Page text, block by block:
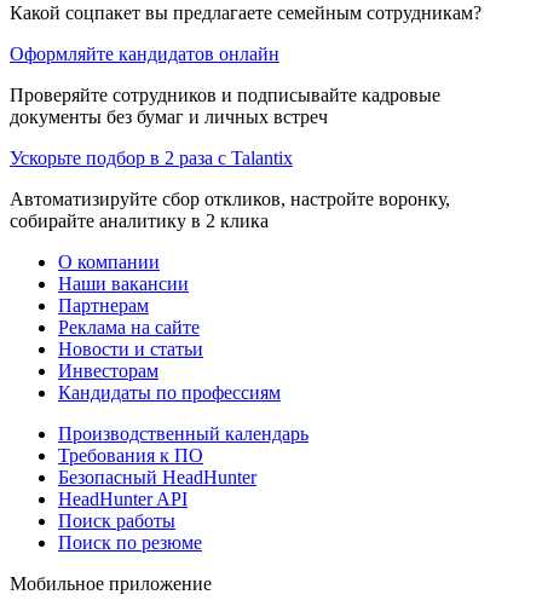
Какой соцпакет вы предлагаете семейным сотрудникам?
Оформляйте кандидатов онлайн
Проверяйте сотрудников и подписывайте кадровые
документы без бумаг и личных встреч
Ускорьте подбор в 2 раза с Talantix
Автоматизируйте сбор откликов, настройте воронку,
собирайте аналитику в 2 клика
О компании
Наши вакансии
Партнерам
Реклама на сайте
Новости и статьи
Инвесторам
Кандидаты по профессиям
Производственный календарь
Требования к ПО
Безопасный HeadHunter
HeadHunter API
Поиск работы
Поиск по резюме
Мобильное приложение